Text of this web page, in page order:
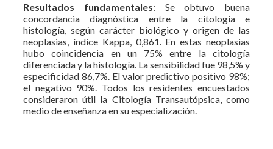
Resultados fundamentales: Se obtuvo buena
concordancia diagnóstica entre la citología e
histología, según carácter biológico y origen de las
neoplasias, índice Kappa, 0,861. En estas neoplasias
hubo coincidencia en un 75% entre la citología
diferenciada y la histología. La sensibilidad fue 98,5% y
especificidad 86,7%. El valor predictivo positivo 98%;
el negativo 90%. Todos los residentes encuestados
consideraron útil la Citología Transautópsica, como
medio de enseñanza en su especialización.